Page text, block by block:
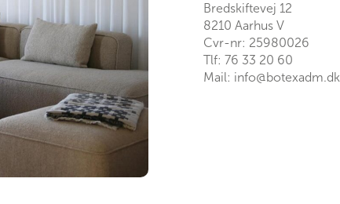
Bredskiftevej 12
8210 Aarhus V
Cvr-nr: 25980026
Tlf: 76 33 20 60
Mail: info@botexadm.dk